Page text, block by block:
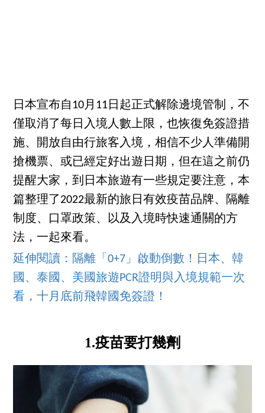
日本宣布自10月11日起正式解除邊境管制，不
僅取消了每日入境人數上限，也恢復免簽證措
施、開放自由行旅客入境，相信不少人準備開
搶機票、或已經定好出遊日期，但在這之前仍
提醒大家，到日本旅遊有一些規定要注意，本
篇整理了2022最新的旅日有效疫苗品牌、隔離
制度、口罩政策、以及入境時快速通關的方
法，一起來看。
延伸閱讀：隔離「0+7」啟動倒數！日本、韓
國、泰國、美國旅遊PCR證明與入境規範一次
看，十月底前飛韓國免簽證！
1.疫苗要打幾劑